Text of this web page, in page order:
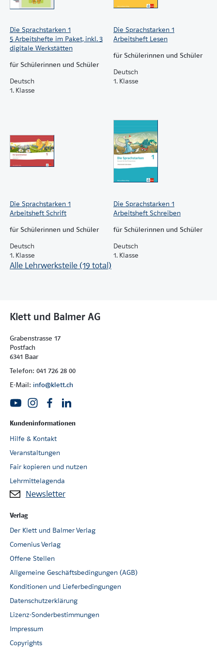
digitalen Inhalte freischalten, sind in der AdL-
Die Sprachstarken 1
5 Arbeitshefte im Paket, inkl. 3
digitale Werkstätten
für Schülerinnen und Schüler
Deutsch
1. Klasse
Die Sprachstarken 1
Arbeitsheft Lesen
für Schülerinnen und Schüler
Deutsch
1. Klasse
Die Sprachstarken 1
Arbeitsheft Schrift
für Schülerinnen und Schüler
Deutsch
1. Klasse
Die Sprachstarken 1
Arbeitsheft Schreiben
für Schülerinnen und Schüler
Deutsch
1. Klasse
Alle Lehrwerksteile (19 total)
Klett und Balmer AG
Grabenstrasse 17
Postfach
6341 Baar
Telefon: 041 726 28 00
E-Mail: info@klett.ch
Kundeninformationen
Hilfe & Kontakt
Veranstaltungen
Fair kopieren und nutzen
Lehrmittelagenda
Newsletter
Verlag
Der Klett und Balmer Verlag
Comenius Verlag
Offene Stellen
Allgemeine Geschäftsbedingungen (AGB)
Konditionen und Lieferbedingungen
Datenschutzerklärung
Lizenz-Sonderbestimmungen
Impressum
Copyrights